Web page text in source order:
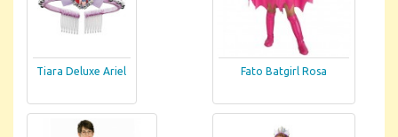
Tiara Deluxe Ariel Fato Batgirl Rosa